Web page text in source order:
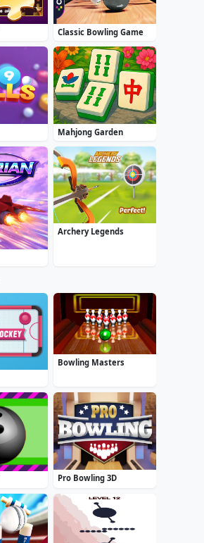
Classic Bowling Game
Mahjong Garden
Archery Legends
Bowling Masters
Pro Bowling 3D